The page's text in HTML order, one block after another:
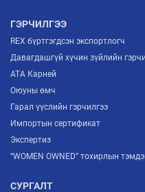
ГЭРЧИЛГЭЭ
REX бүртгэгдсэн экспортлогч
Давагдашгүй хүчин зүйлийн
ATA Карней
Оюуны өмч
Гарал үүслийн гэрчилгээ
Импортын сертификат
Экспертиз
“WOMEN OWNED” тохирлын
СУРГАЛТ